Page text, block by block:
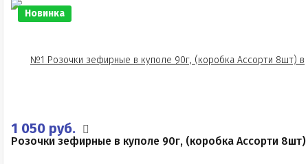
Новинка
1 050 руб.
Розочки зефирные в куполе 90г, (коробка Ассорти 8шт)